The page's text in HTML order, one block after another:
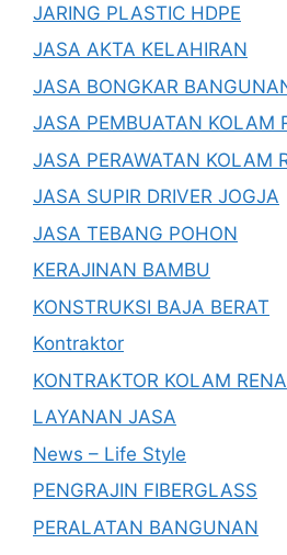
JARING PLASTIC HDPE
JASA AKTA KELAHIRAN
JASA BONGKAR
JASA PEMBUATAN KOLAM
JASA PERAWATAN KOLAM
JASA SUPIR DRIVER JOGJA
JASA TEBANG POHON
KERAJINAN BAMBU
KONSTRUKSI BAJA BERAT
Kontraktor
KONTRAKTOR KOLAM
LAYANAN JASA
News – Life Style
PENGRAJIN FIBERGLASS
PERALATAN BANGUNAN